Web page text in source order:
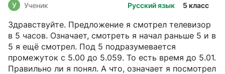
Русский язык 5 класс
У Ученик
Здравствуйте. Предложение я смотрел телевизор
в 5 часов. Означает, смотреть я начал раньше 5 и в
5 я ещё смотрел. Под 5 подразумевается
промежуток с 5.00 до 5.059. То есть время до 5.01.
Правильно ли я понял. А что, означает я посмотрел